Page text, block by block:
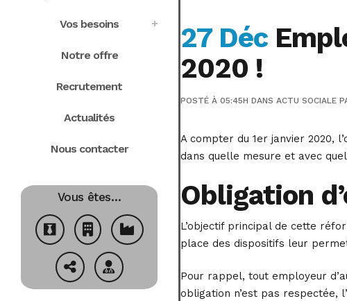
Vos besoins
Notre offre
Recrutement
Actualités
Nous contacter
Vous êtes…
27 Déc
2020 !
POSTÉ À 05:45H DANS ACTU SOCIALE
A compter du 1er janvier 2020,
dans quelle mesure et avec
Obligation
L’objectif principal de cette
place des dispositifs leur
Pour rappel, tout employeur
obligation n’est pas respectée,